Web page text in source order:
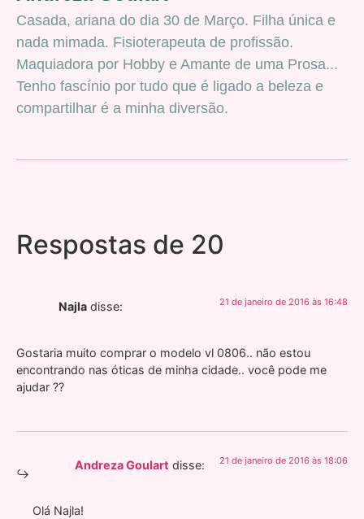
Casada, ariana do dia 30 de Março. Filha única e
nada mimada. Fisioterapeuta de profissão.
Maquiadora por Hobby e Amante de uma Prosa...
Tenho fascínio por tudo que é ligado a beleza e
compartilhar é a minha diversão.
Respostas de 20
Najla disse: 21 de janeiro de 2016 às 16:48
Gostaria muito comprar o modelo vl 0806.. não estou
encontrando nas óticas de minha cidade.. você pode me
ajudar ??
Andreza Goulart disse: 21 de janeiro de 2016 às 18:06
Olá Najla!